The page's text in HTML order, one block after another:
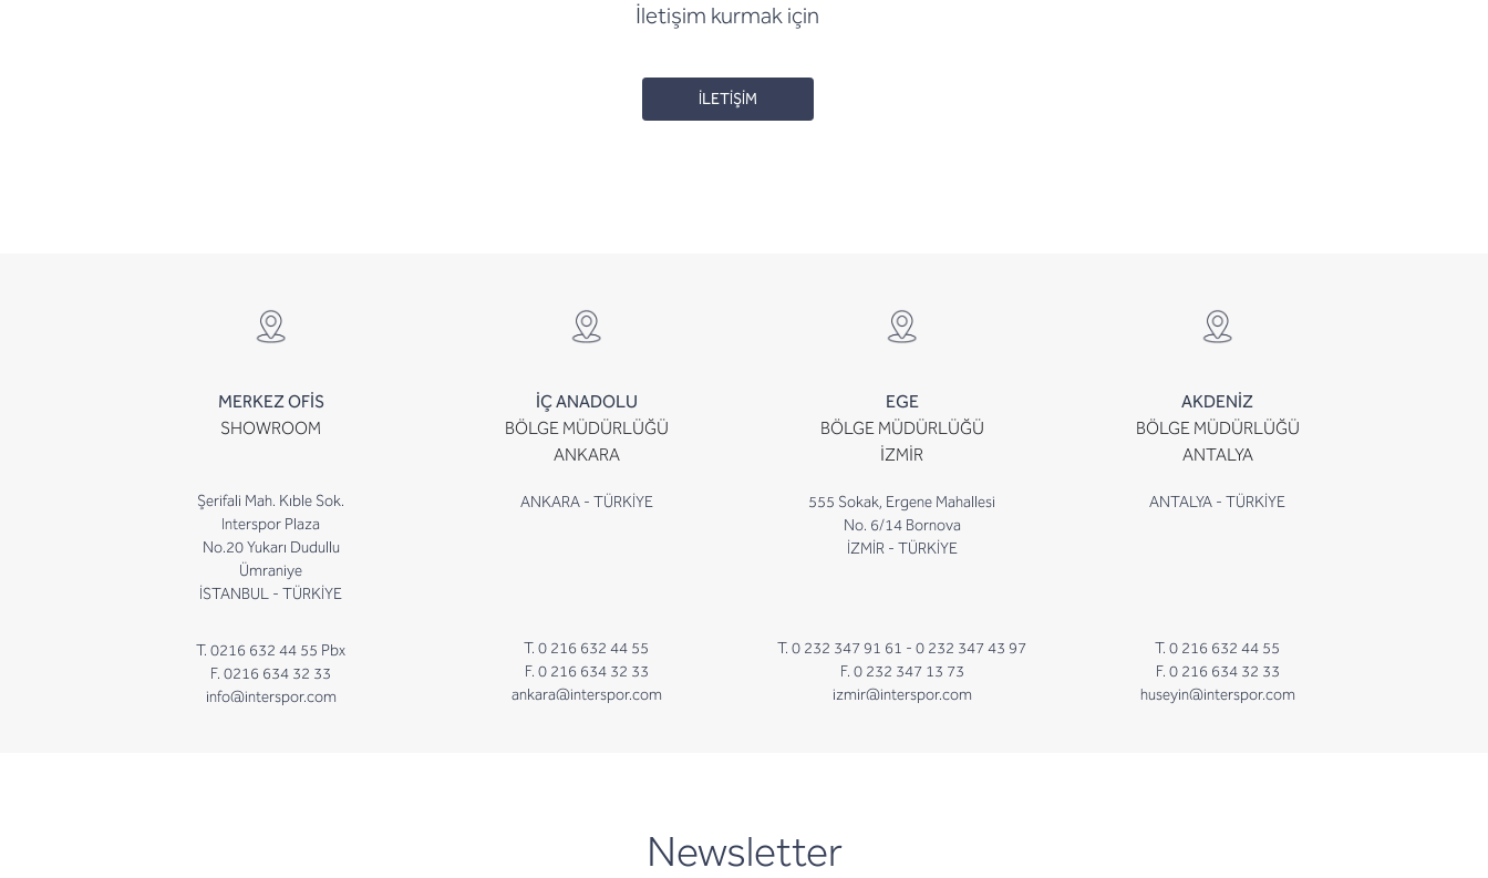
İletişim kurmak için
İLETİŞİM
MERKEZ OFİS
SHOWROOM
Şerifali Mah. Kıble Sok.
Interspor Plaza
No.20 Yukarı Dudullu
Ümraniye
İSTANBUL - TÜRKİYE
T. 0216 632 44 55 Pbx
F. 0216 634 32 33
info@interspor.com
İÇ ANADOLU
BÖLGE MÜDÜRLÜĞÜ
ANKARA
ANKARA - TÜRKİYE
T. 0 216 632 44 55
F. 0 216 634 32 33
ankara@interspor.com
EGE
BÖLGE MÜDÜRLÜĞÜ
İZMİR
555 Sokak, Ergene Mahallesi
No. 6/14 Bornova
İZMİR - TÜRKİYE
T. 0 232 347 91 61 - 0 232 347 43 97
F. 0 232 347 13 73
izmir@interspor.com
AKDENİZ
BÖLGE MÜDÜRLÜĞÜ
ANTALYA
ANTALYA - TÜRKİYE
T. 0 216 632 44 55
F. 0 216 634 32 33
huseyin@interspor.com
Newsletter
newsletter